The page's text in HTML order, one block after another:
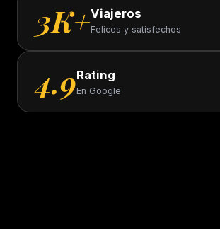
3K+Viajeros
Felices y satisfechos
4.9Rating
En Google